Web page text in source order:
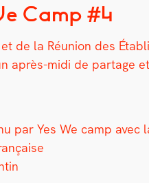
Camp #4
de la Réu­nion des
après-midi de partage
Yes We camp avec